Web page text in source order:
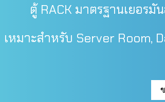
ตู้ RACK มาตรฐานเยอร
เหมาะสำหรับ Server Room,